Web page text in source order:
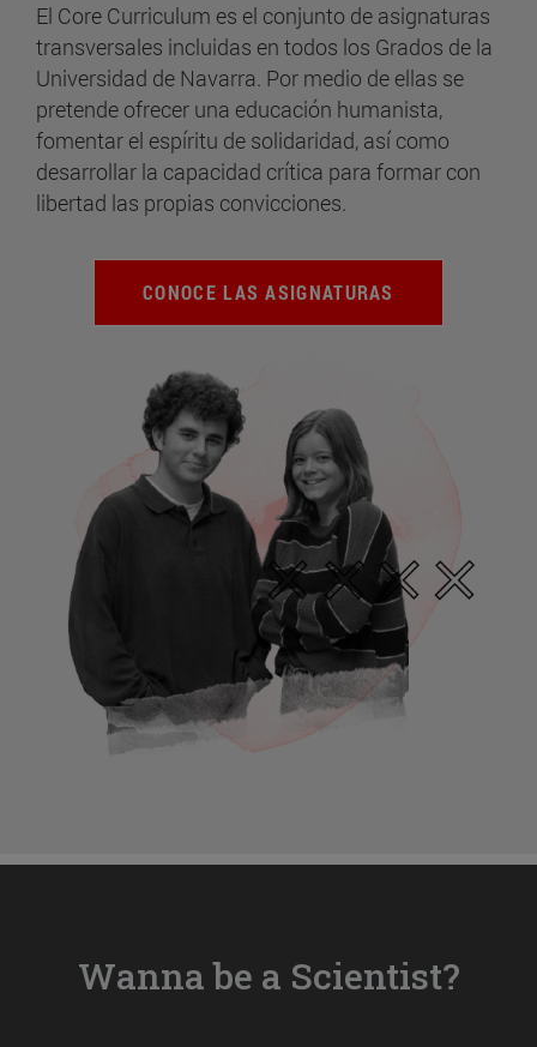
El Core Curriculum es el conjunto de asignaturas
transversales incluidas en todos los Grados de la
Universidad de Navarra. Por medio de ellas se
pretende ofrecer una educación humanista,
fomentar el espíritu de solidaridad, así como
desarrollar la capacidad crítica para formar con
libertad las propias convicciones.
CONOCE LAS ASIGNATURAS
Wanna be a Scientist?